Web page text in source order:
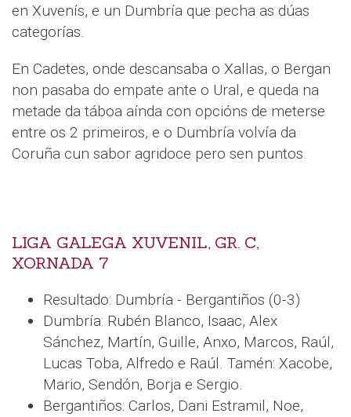
en Xuvenís, e un Dumbría que pecha as dúas
categorías.
En Cadetes, onde descansaba o Xallas, o Bergan
non pasaba do empate ante o Ural, e queda na
metade da táboa aínda con opcións de meterse
entre os 2 primeiros, e o Dumbría volvía da
Coruña cun sabor agridoce pero sen puntos.
LIGA GALEGA XUVENIL, GR. C,
XORNADA 7
Resultado: Dumbría - Bergantiños (0-3)
Dumbría: Rubén Blanco, Isaac, Alex
Sánchez, Martín, Guille, Anxo, Marcos, Raúl,
Lucas Toba, Alfredo e Raúl. Tamén: Xacobe,
Mario, Sendón, Borja e Sergio.
Bergantiños: Carlos, Dani Estramil, Noe,